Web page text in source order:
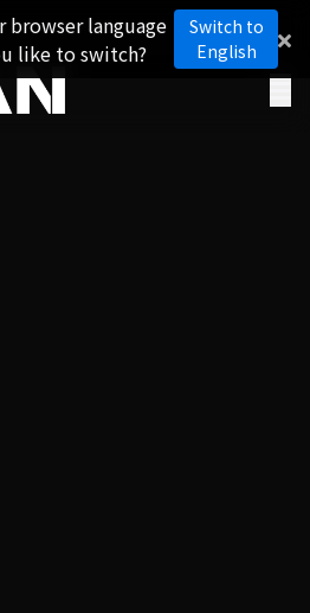
language
like to switch?
Switch to
English